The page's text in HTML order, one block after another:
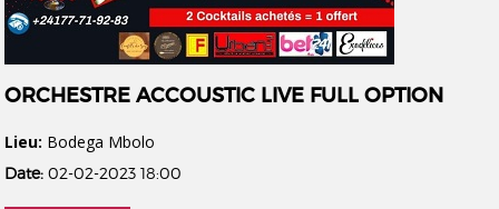
ORCHESTRE ACCOUSTIC LIVE FULL OPTION
Lieu: Bodega Mbolo
Date: 02-02-2023 18:00